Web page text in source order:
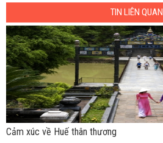
TIN LIÊN QUAN
Cảm xúc về Huế thân thương